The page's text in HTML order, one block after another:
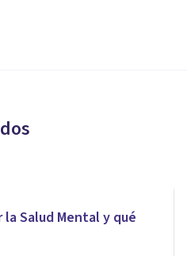
en el trabajo
la Salud Mental y qué